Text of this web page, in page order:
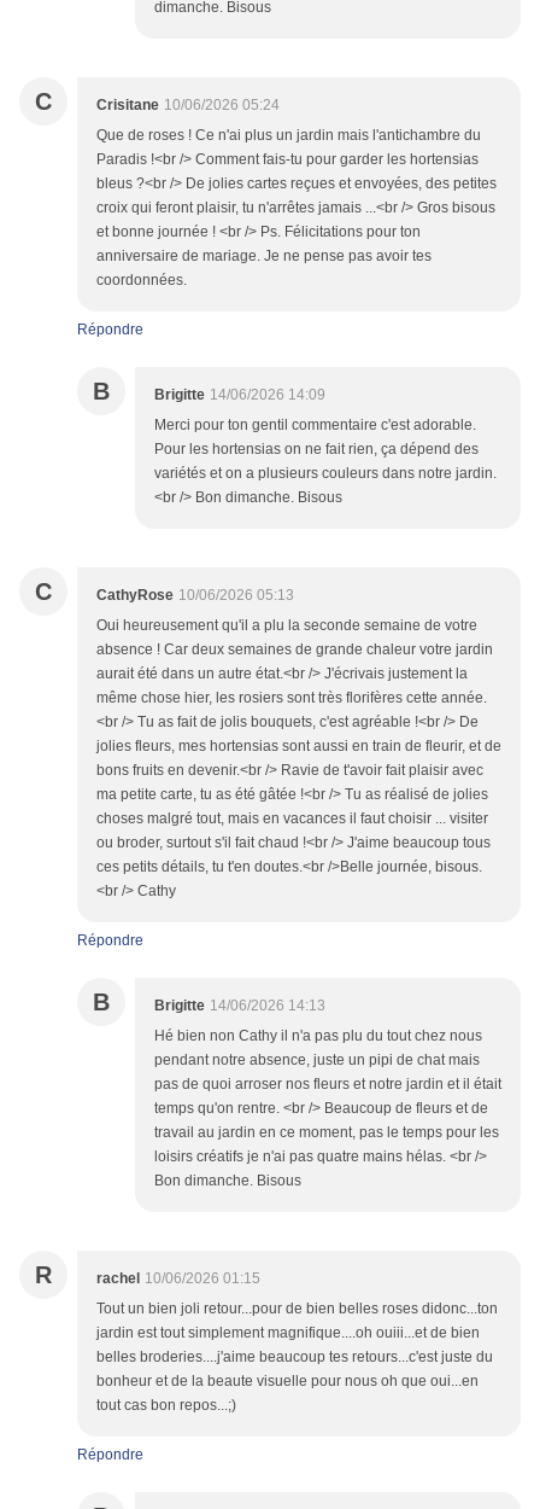
dimanche. Bisous
C Crisitane 10/06/2026 05:24
Que de roses ! Ce n'ai plus un jardin mais l'antichambre du
Paradis !<br /> Comment fais-tu pour garder les hortensias
bleus ?<br /> De jolies cartes reçues et envoyées, des petites
croix qui feront plaisir, tu n'arrêtes jamais ...<br /> Gros bisous
et bonne journée ! <br /> Ps. Félicitations pour ton
anniversaire de mariage. Je ne pense pas avoir tes
coordonnées.
Répondre
B Brigitte 14/06/2026 14:09
Merci pour ton gentil commentaire c'est adorable.
Pour les hortensias on ne fait rien, ça dépend des
variétés et on a plusieurs couleurs dans notre jardin.
<br /> Bon dimanche. Bisous
C CathyRose 10/06/2026 05:13
Oui heureusement qu'il a plu la seconde semaine de votre
absence ! Car deux semaines de grande chaleur votre jardin
aurait été dans un autre état.<br /> J'écrivais justement la
même chose hier, les rosiers sont très florifères cette année.
<br /> Tu as fait de jolis bouquets, c'est agréable !<br /> De
jolies fleurs, mes hortensias sont aussi en train de fleurir, et de
bons fruits en devenir.<br /> Ravie de t'avoir fait plaisir avec
ma petite carte, tu as été gâtée !<br /> Tu as réalisé de jolies
choses malgré tout, mais en vacances il faut choisir ... visiter
ou broder, surtout s'il fait chaud !<br /> J'aime beaucoup tous
ces petits détails, tu t'en doutes.<br /> ​Belle journée, bisous.
<br /> Cathy
Répondre
B Brigitte 14/06/2026 14:13
Hé bien non Cathy il n'a pas plu du tout chez nous
pendant notre absence, juste un pipi de chat mais
pas de quoi arroser nos fleurs et notre jardin et il était
temps qu'on rentre. <br /> Beaucoup de fleurs et de
travail au jardin en ce moment, pas le temps pour les
loisirs créatifs je n'ai pas quatre mains hélas. <br />
Bon dimanche. Bisous
R rachel 10/06/2026 01:15
Tout un bien joli retour...pour de bien belles roses didonc...ton
jardin est tout simplement magnifique....oh ouiii...et de bien
belles broderies....j'aime beaucoup tes retours...c'est juste du
bonheur et de la beaute visuelle pour nous oh que oui...en
tout cas bon repos...;)
Répondre